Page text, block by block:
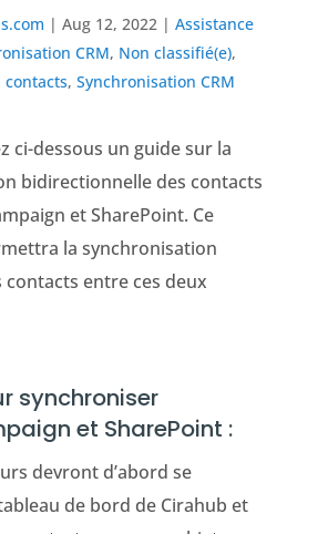
| Aug 12, 2022| Assistance
CRM, Non classifié(e),
, Synchronisation CRM
ci-dessous un guide sur la
bidirectionnelle des contacts
etSharePoint. Ce
la synchronisation
contacts entre ces deux
synchroniser
et SharePoint :
devront d’abord se
de bord de Cirahub et